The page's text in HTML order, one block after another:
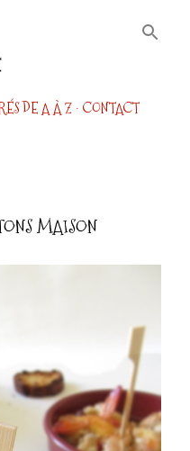
DE A À Z CONTACT
MAISON